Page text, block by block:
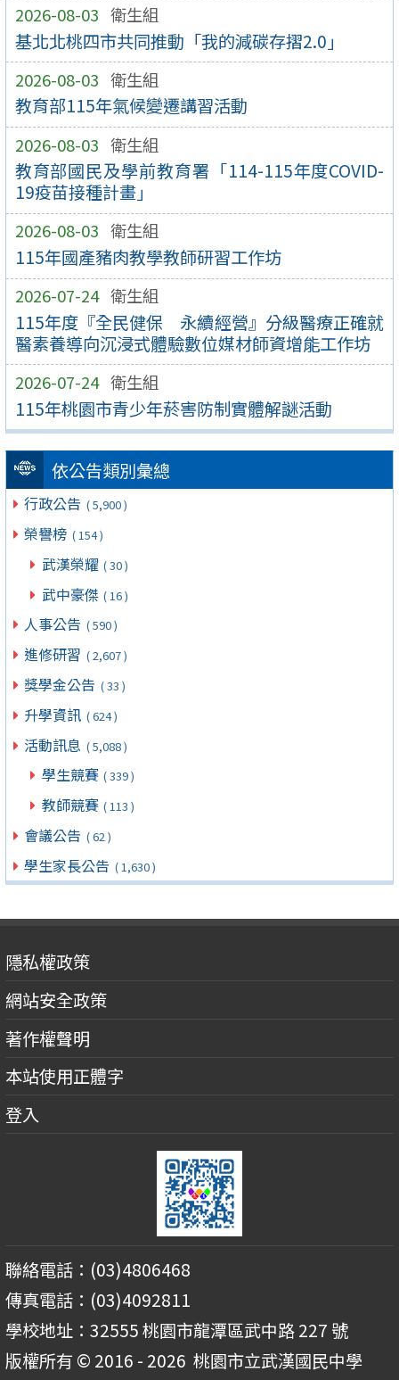
2026-08-03 衛生組
基北北桃四市共同推動「我的減碳存摺2.0」
2026-08-03 衛生組
教育部115年氣候變遷講習活動
2026-08-03 衛生組
教育部國民及學前教育署「114-115年度COVID-
19疫苗接種計畫」
2026-08-03 衛生組
115年國產豬肉教學教師研習工作坊
2026-07-24 衛生組
115年度『全民健保 永續經營』分級醫療正確就
醫素養導向沉浸式體驗數位媒材師資增能工作坊
2026-07-24 衛生組
115年桃園市青少年菸害防制實體解謎活動
依公告類別彙總
行政公告 ( 5,900 )
榮譽榜 ( 154 )
武漢榮耀 ( 30 )
武中豪傑 ( 16 )
人事公告 ( 590 )
進修研習 ( 2,607 )
獎學金公告 ( 33 )
升學資訊 ( 624 )
活動訊息 ( 5,088 )
學生競賽 ( 339 )
教師競賽 ( 113 )
會議公告 ( 62 )
學生家長公告 ( 1,630 )
隱私權政策
網站安全政策
著作權聲明
本站使用正體字
登入
聯絡電話：(03)4806468
傳真電話：(03)4092811
學校地址：32555 桃園市龍潭區武中路 227 號
版權所有 © 2016 - 2026 桃園市立武漢國民中學